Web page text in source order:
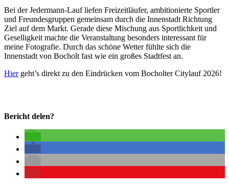
Bei der Jedermann-Lauf liefen Freizeitläufer, ambitionierte Sportler
und Freundesgruppen gemeinsam durch die Innenstadt Richtung
Ziel auf dem Markt. Gerade diese Mischung aus Sportlichkeit und
Geselligkeit machte die Veranstaltung besonders interessant für
meine Fotografie. Durch das schöne Wetter fühlte sich die
Innenstadt von Bocholt fast wie ein großes Stadtfest an.
Hiergeht’s direkt zu den Eindrücken vom Bocholter Citylauf 2026!
Bericht delen?